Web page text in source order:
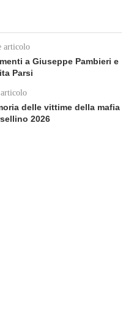
articolo
a Giuseppe Pambieri e
Parsi
delle vittime della mafia
2026